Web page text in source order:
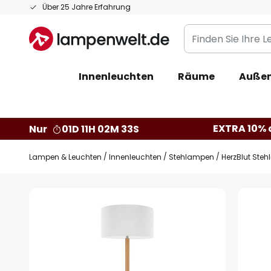
Über 25 Jahre Erfahrung
Zum
springen
Finden
Sie
Leuchte...
Innenleuchten Räume
Nur
01D 11H 02M 32S EXTRA
Lampen & Leuchten Innenleuchten Stehlampen HerzBlut